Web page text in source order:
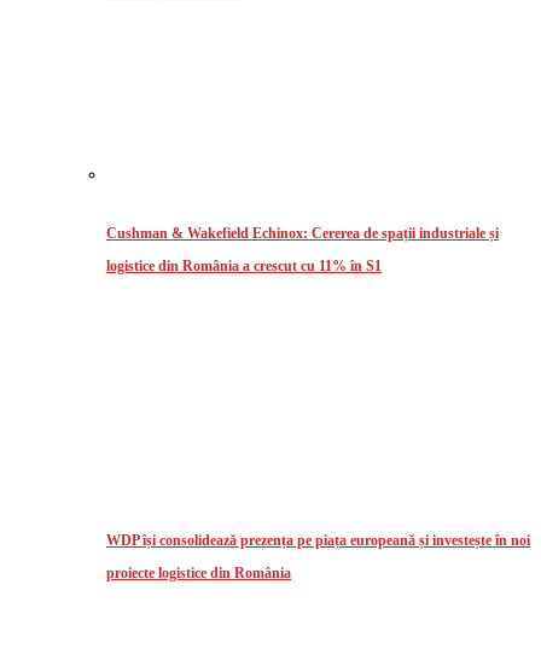
Cushman & Wakefield Echinox: Cererea de spații industriale și
logistice din România a crescut cu 11% în S1
WDP își consolidează prezența pe piața europeană și investește în noi
proiecte logistice din România